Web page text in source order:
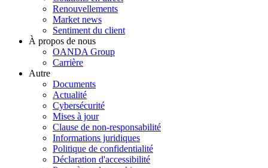
Renouvellements
Market news
Sentiment du client
À propos de nous
OANDA Group
Carrière
Autre
Documents
Actualité
Cybersécurité
Mises à jour
Clause de non-responsabilité
Informations juridiques
Politique de confidentialité
Déclaration d'accessibilité